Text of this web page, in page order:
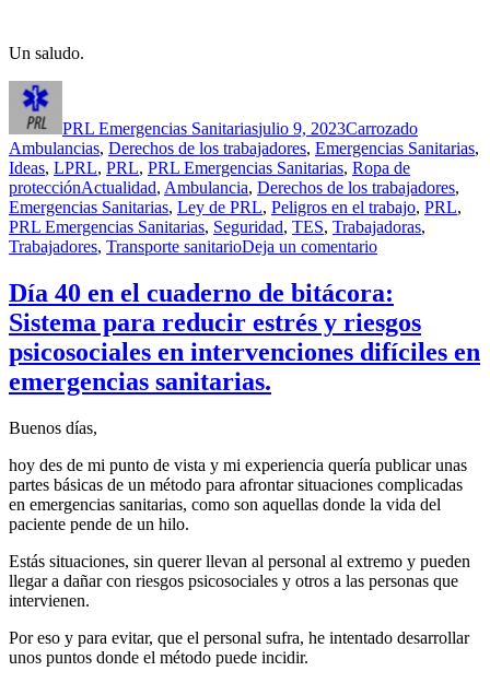
Un saludo.
PRL Emergencias Sanitariasjulio 9, 2023Carrozado
Ambulancias, Derechos de los trabajadores, Emergencias Sanitarias,
Ideas, LPRL, PRL, PRL Emergencias Sanitarias, Ropa de
protecciónEtiquetas
Actualidad, Ambulancia, Derechos de los trabajadores,
Emergencias Sanitarias, Ley de PRL, Peligros en el trabajo, PRL,
PRL Emergencias Sanitarias, Seguridad, TES, Trabajadoras,
Trabajadores, Transporte sanitarioDeja un comentarioen
en
el
cuaderno
de
el
personal
de
intervenciones
con
Día 40 en el cuaderno de bitácora:
Sistema para reducir estrés y riesgos
psicosociales en intervenciones difíciles en
emergencias sanitarias.
Buenos días,
hoy des de mi punto de vista y mi experiencia quería publicar unas
partes básicas de un método para afrontar situaciones complicadas
en emergencias sanitarias, como son aquellas donde la vida del
paciente pende de un hilo.
Estás situaciones, sin querer llevan al personal al extremo y pueden
llegar a dañar con riesgos psicosociales y otros a las personas que
intervienen.
Por eso y para evitar, que el personal sufra, he intentado desarrollar
unos puntos donde el método puede incidir.